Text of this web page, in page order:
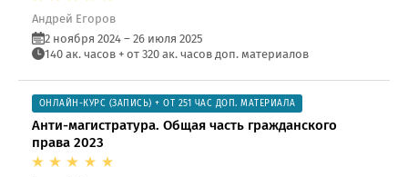
Андрей Егоров
2 ноября 2024 – 26 июля 2025
140 ак. часов + от 320 ак. часов доп. материалов
ОНЛАЙН-КУРС (ЗАПИСЬ) + ОТ 251 ЧАС ДОП. МАТЕРИАЛА
Анти-магистратура. Общая часть гражданского
права 2023